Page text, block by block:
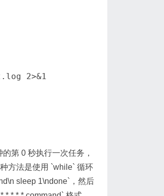
2>&1
第 0 秒执行一次任务，
方法是使用 `while` 循环
sleep 1\ndone`，然后